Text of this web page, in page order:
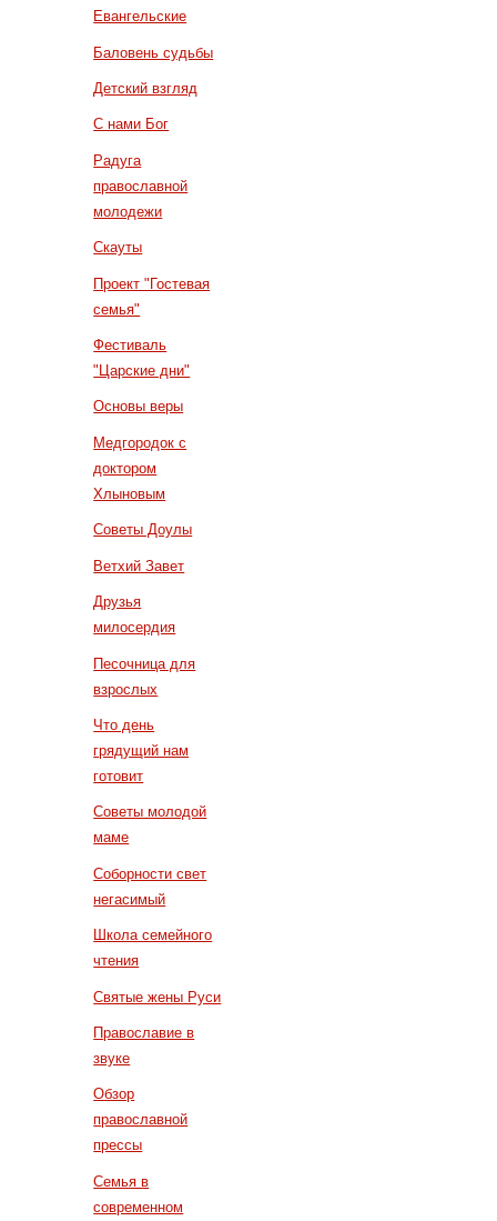
Евангельские
Баловень судьбы
Детский взгляд
С нами Бог
Радуга
православной
молодежи
Скауты
Проект "Гостевая
семья"
Фестиваль
"Царские дни"
Основы веры
Медгородок с
доктором
Хлыновым
Советы Доулы
Ветхий Завет
Друзья
милосердия
Песочница для
взрослых
Что день
грядущий нам
готовит
Советы молодой
маме
Соборности свет
негасимый
Школа семейного
чтения
Святые жены Руси
Православие в
звуке
Обзор
православной
прессы
Семья в
современном